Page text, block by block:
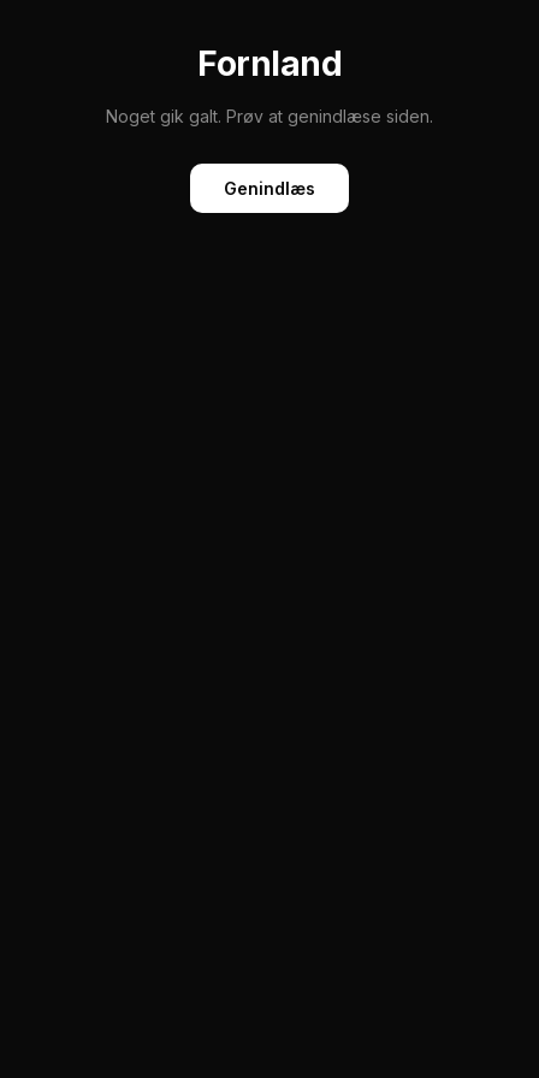
Fornland
Noget gik galt. Prøv at genindlæse siden.
Genindlæs